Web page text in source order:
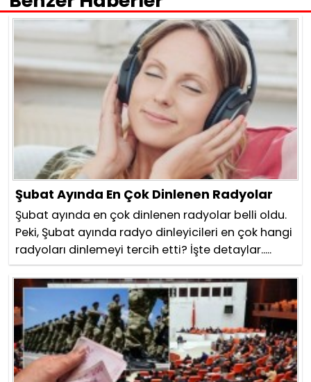
Şubat Ayında En Çok Dinlenen Radyolar
Şubat ayında en çok dinlenen radyolar belli oldu.
Peki, Şubat ayında radyo dinleyicileri en çok hangi
radyoları dinlemeyi tercih etti? İşte detaylar.....